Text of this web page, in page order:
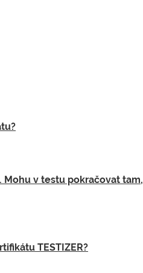
v testu pokračovat tam,
TESTIZER?